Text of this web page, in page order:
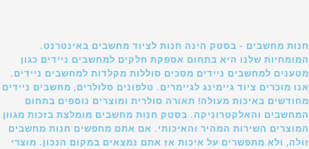
חנות מחשבים - בסטק הינה חנות לציוד מחשבים באינטרנט.
המומחיות שלנו היא בתחום אספקת חלקים למחשבים ניידים כגון
מטענים למחשבים ניידים מסכים סוללות מקלדות למחשבים ניידים.
אנו מוכרים ציוד גיימינג לגיימרים. טלפונים סלולרים, מחשבים ניידים
מחודשים באיכות מעולה! תאורה סולרית ומוצרים נוספים בתחום
המחשבים והאלקטרוניקה. בסטק חנות מחשבים מומלצת בזכות מגוון
המוצרים השירות המהיר והאיכותי. אם אתם מחפשים חנות מחשבים
זולה, ולא מתפשרים על איכות אז אתם נמצאים במקום הנכון. מוצרי